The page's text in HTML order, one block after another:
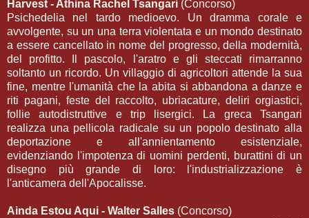
Harvest - Athina Rachel Tsangari (Concorso)
Psichedelia nel tardo medioevo. Un dramma corale e
avvolgente, su un una terra violentata e un mondo destinato
a essere cancellato in nome del progresso, della modernità,
del profitto. Il pascolo, l'aratro e gli steccati rimarranno
soltanto un ricordo. Un villaggio di agricoltori attende la sua
fine, mentre l'umanità che la abita si abbandona a danze e
riti pagani, feste del raccolto, ubriacature, deliri orgiastici,
follie autodistruttive e trip lisergici. La greca Tsangari
realizza una pellicola radicale su un popolo destinato alla
deportazione e all'annientamento esistenziale,
evidenziando l'impotenza di uomini perdenti, burattini di un
disegno più grande di loro: l'industrializzazione è
l'anticamera dell'Apocalisse.
Ainda Estou Aqui - Walter Salles (Concorso)